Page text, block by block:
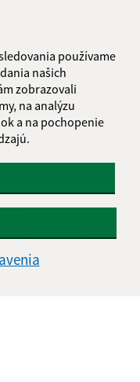
používame
našich
zobrazovali
na analýzu
a na pochopenie